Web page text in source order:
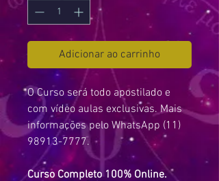
Adicionar ao carrinho
O Curso será todo apostilado e
com vídeo aulas exclusivas. Mais
informações pelo WhatsApp (11)
98913-7777.
Curso Completo 100% Online.